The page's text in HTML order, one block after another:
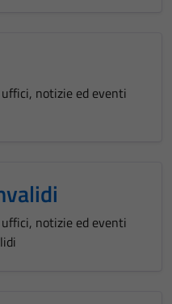
notizie ed eventi
notizie ed eventi